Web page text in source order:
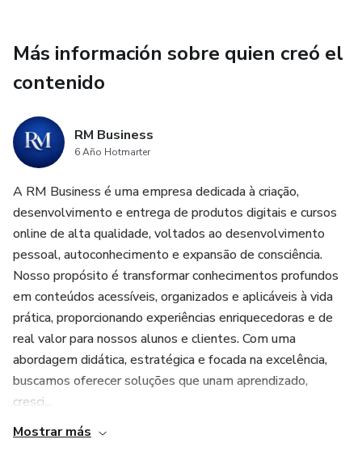
Más información sobre quien creó el
contenido
RM Business
6 Año Hotmarter
A RM Business é uma empresa dedicada à criação,
desenvolvimento e entrega de produtos digitais e cursos
online de alta qualidade, voltados ao desenvolvimento
pessoal, autoconhecimento e expansão de consciência.
Nosso propósito é transformar conhecimentos profundos
em conteúdos acessíveis, organizados e aplicáveis à vida
prática, proporcionando experiências enriquecedoras e de
real valor para nossos alunos e clientes. Com uma
abordagem didática, estratégica e focada na excelência,
buscamos oferecer soluções que unam aprendizado,
cresci...
Mostrar más